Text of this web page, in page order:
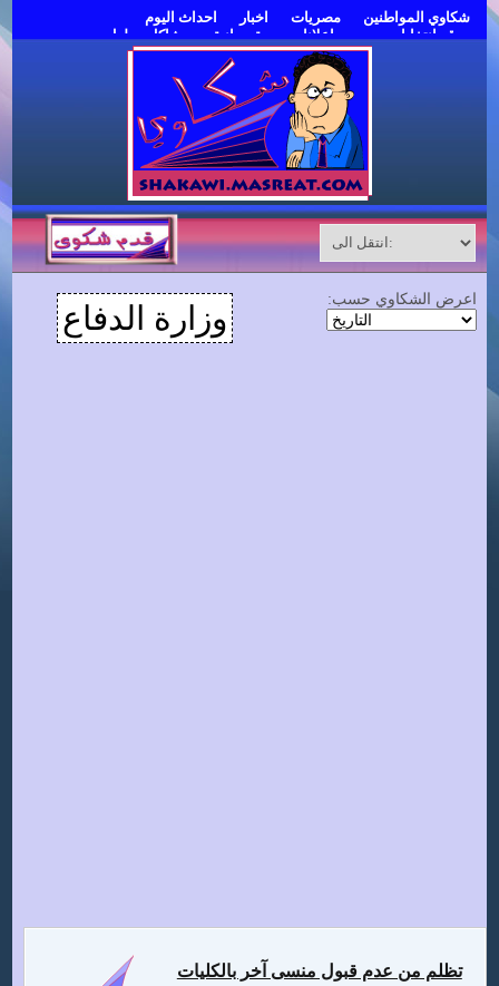
شكاوي المواطنين مصريات اخبار
احداث اليوم
موقع انتخابات مصر
اعلانات مبوبة مجانية
مشاكل وحلول
وزارة الدفاع
اعرض الشكاوي حسب:
تظلم من عدم قبول منسى آخر بالكليات